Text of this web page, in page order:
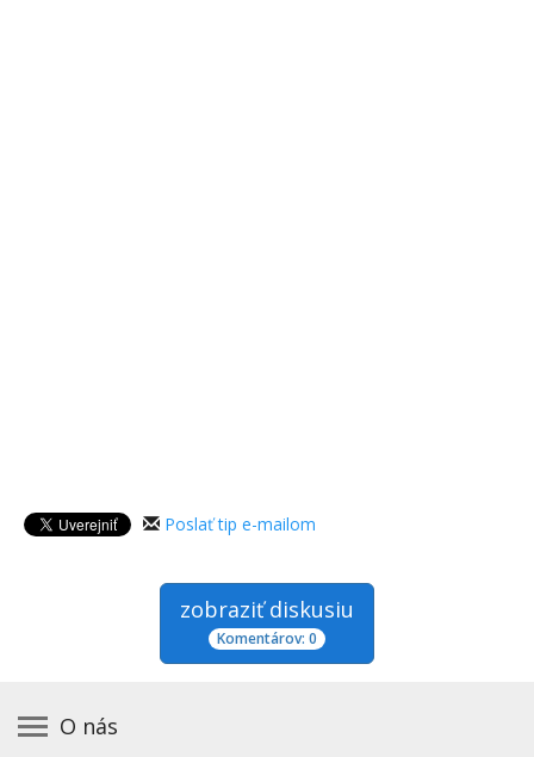
Poslať tip e-mailom
zobraziť diskusiu
Komentárov: 0
O nás